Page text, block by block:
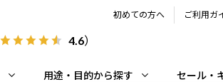
4.6）
初めての方へ ご利用ガ
用途・目的から探す セール・